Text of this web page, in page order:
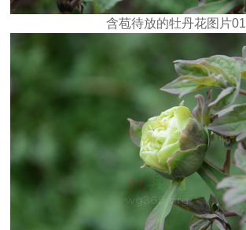
含苞待放的牡丹花图片01